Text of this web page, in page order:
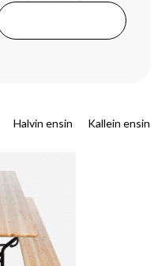
Halvin ensin Kallein ensin